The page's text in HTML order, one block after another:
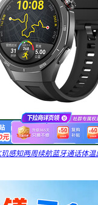
玑感知两周续航蓝牙通话体